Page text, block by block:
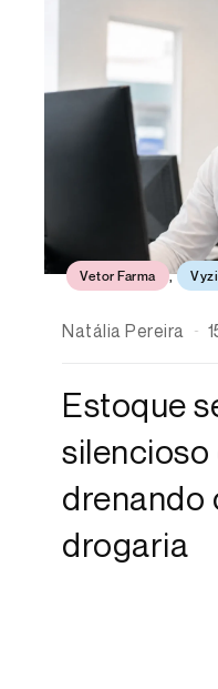
Vetor Farma ,
Natália Pereira
Estoque
silencioso
drenando
drogaria